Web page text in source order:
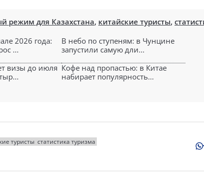
режим для Казахстана, китайские туристы,
2026 года:
...
В небо по ступеням: в Чунцине
запустили самую дли...
визы до июля Кофе над пропастью: в Китае
набирает популярность...
туристы статистика туризма